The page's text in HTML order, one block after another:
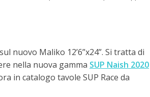
nuovo Maliko 12’6”x24”. Si tratta di
nella nuova gamma SUP Naish 2020
in catalogo tavole SUP Race da